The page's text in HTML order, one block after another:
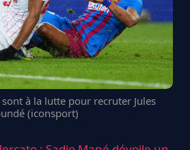
sont à la lutte pour recruter Jules
(iconsport)